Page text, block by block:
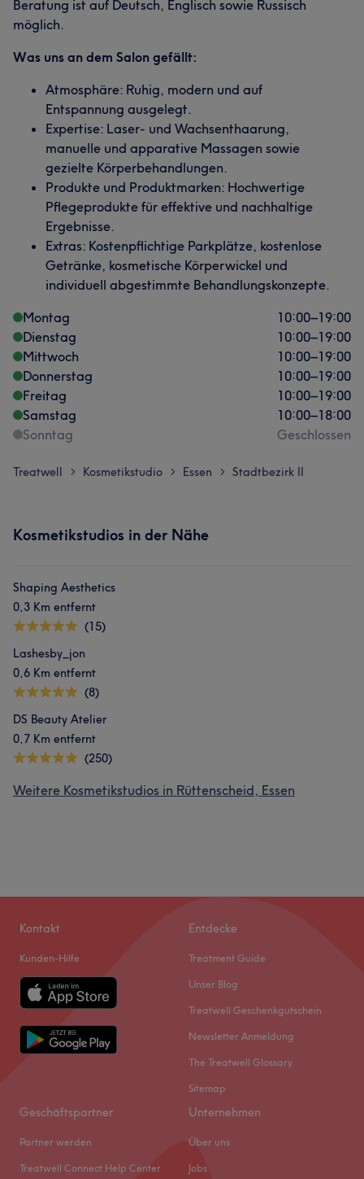
Beratung ist auf Deutsch, Englisch sowie Russisch
möglich.
Was uns an dem Salon gefällt:
Atmosphäre: Ruhig, modern und auf
Entspannung ausgelegt.
Expertise: Laser- und Wachsenthaarung,
manuelle und apparative Massagen sowie
gezielte Körperbehandlungen.
Produkte und Produktmarken: Hochwertige
Pflegeprodukte für effektive und nachhaltige
Ergebnisse.
Extras: Kostenpflichtige Parkplätze, kostenlose
Getränke, kosmetische Körperwickel und
individuell abgestimmte Behandlungskonzepte.
Montag
10:00–19:00
Dienstag
10:00–19:00
Mittwoch
10:00–19:00
Donnerstag
10:00–19:00
Freitag
10:00–19:00
Samstag
10:00–18:00
Sonntag
Geschlossen
Treatwell > Kosmetikstudio > Essen > Stadtbezirk II
Kosmetikstudios in der Nähe
Shaping Aesthetics
0,3 Km entfernt
(15)
Lashesby_jon
0,6 Km entfernt
(8)
DS Beauty Atelier
0,7 Km entfernt
(250)
Weitere Kosmetikstudios in Rüttenscheid, Essen
Kontakt
Kunden-Hilfe
Entdecke
Treatment Guide
Unser Blog
Treatwell Geschenkgutschein
Newsletter Anmeldung
The Treatwell Glossary
Sitemap
Geschäftspartner
Partner werden
Treatwell Connect Help Center
Unternehmen
Über uns
Jobs